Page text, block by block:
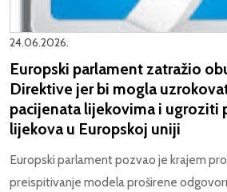
24.06.2026.
Europski parlament zatražio
Direktive jer bi mogla
pacijenata lijekovima i ugroziti
lijekova u Europskoj uniji
Europski parlament pozvao je krajem
preispitivanje modela proširene